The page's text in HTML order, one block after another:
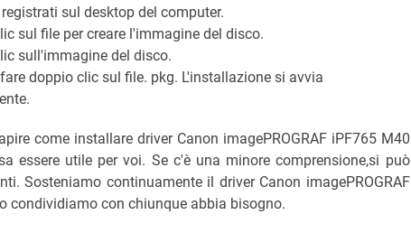
sul desktop del computer.
sul file per creare l'immagine del disco.
sull'immagine del disco.
doppio clic sul file. pkg. L'installazione si avvia
come installare driver Canon imagePROGRAF iPF765 M40
essere utile per voi. Se c'è una minore comprensione,si può
Sosteniamo continuamente il driver Canon imagePROGRAF
condividiamo con chiunque abbia bisogno.